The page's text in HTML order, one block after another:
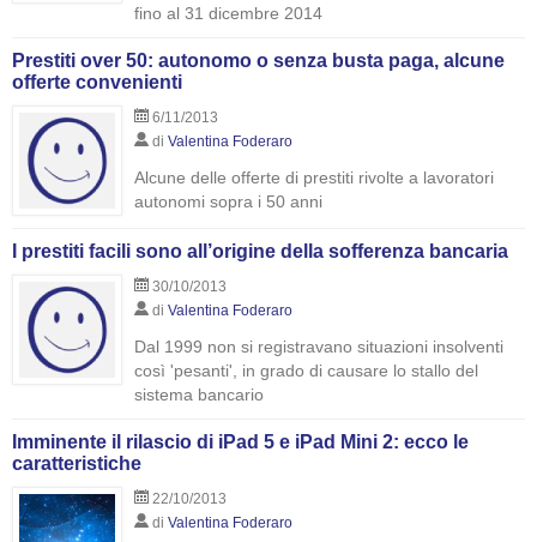
fino al 31 dicembre 2014
Prestiti over 50: autonomo o senza busta paga, alcune
offerte convenienti
6/11/2013
di Valentina Foderaro
Alcune delle offerte di prestiti rivolte a lavoratori
autonomi sopra i 50 anni
I prestiti facili sono all’origine della sofferenza bancaria
30/10/2013
di Valentina Foderaro
Dal 1999 non si registravano situazioni insolventi
così 'pesanti', in grado di causare lo stallo del
sistema bancario
Imminente il rilascio di iPad 5 e iPad Mini 2: ecco le
caratteristiche
22/10/2013
di Valentina Foderaro